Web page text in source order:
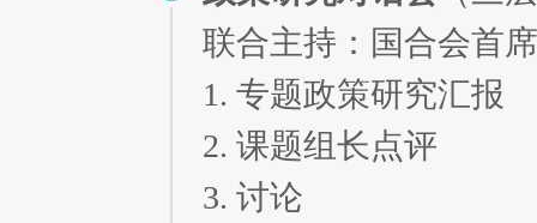
联合主持：国合会首
1. 专题政策研究汇报
2. 课题组长点评
3. 讨论